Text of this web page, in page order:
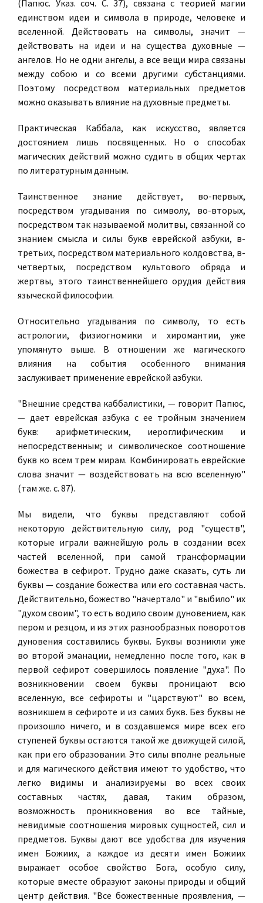
(Папюс. Указ. соч. С. 37), связана с теорией магии
единством идеи и символа в природе, человеке и
вселенной. Действовать на символы, значит —
действовать на идеи и на существа духовные —
ангелов. Но не одни ангелы, а все вещи мира связаны
между собою и со всеми другими субстанциями.
Поэтому посредством материальных предметов
можно оказывать влияние на духовные предметы.
Практическая Каббала, как искусство, является
достоянием лишь посвященных. Но о способах
магических действий можно судить в общих чертах
по литературным данным.
Таинственное знание действует, во-первых,
посредством угадывания по символу, во-вторых,
посредством так называемой молитвы, связанной со
знанием смысла и силы букв еврейской азбуки, в-
третьих, посредством материального колдовства, в-
четвертых, посредством культового обряда и
жертвы, этого таинственнейшего орудия действия
языческой философии.
Относительно угадывания по символу, то есть
астрологии, физиогномики и хиромантии, уже
упомянуто выше. В отношении же магического
влияния на события особенного внимания
заслуживает применение еврейской азбуки.
"Внешние средства каббалистики, — говорит Папюс,
— дает еврейская азбука с ее тройным значением
букв: арифметическим, иероглифическим и
непосредственным; и символическое соотношение
букв ко всем трем мирам. Комбинировать еврейские
слова значит — воздействовать на всю вселенную"
(там же. с. 87).
Мы видели, что буквы представляют собой
некоторую действительную силу, род "существ",
которые играли важнейшую роль в создании всех
частей вселенной, при самой трансформации
божества в сефирот. Трудно даже сказать, суть ли
буквы — создание божества или его составная часть.
Действительно, божество "начертало" и "выбило" их
"духом своим", то есть водило своим дуновением, как
пером и резцом, и из этих разнообразных поворотов
дуновения составились буквы. Буквы возникли уже
во второй эманации, немедленно после того, как в
первой сефирот совершилось появление "духа". По
возникновении своем буквы проницают всю
вселенную, все сефироты и "царствуют" во всем,
возникшем в сефироте и из самих букв. Без буквы не
произошло ничего, и в создавшемся мире всех его
ступеней буквы остаются такой же движущей силой,
как при его образовании. Это силы вполне реальные
и для магического действия имеют то удобство, что
легко видимы и анализируемы во всех своих
составных частях, давая, таким образом,
возможность проникновения во все тайные,
невидимые соотношения мировых сущностей, сил и
предметов. Буквы дают все удобства для изучения
имен Божиих, а каждое из десяти имен Божиих
выражает особое свойство Бога, особую силу,
которые вместе образуют законы природы и общий
центр действия. "Все божественные проявления, —